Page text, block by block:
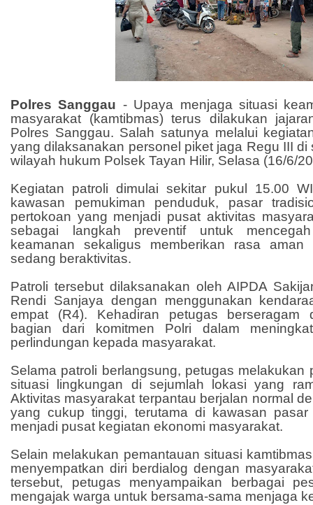
Polres Sanggau - Upaya menjaga situasi
masyarakat (kamtibmas) terus dilakukan
Polres Sanggau. Salah satunya melalui
yang dilaksanakan personel piket jaga Regu III di
wilayah hukum Polsek Tayan Hilir, Selasa (16/6/
Kegiatan patroli dimulai sekitar pukul 15.00
kawasan pemukiman penduduk, pasar
pertokoan yang menjadi pusat aktivitas
sebagai langkah preventif untuk
keamanan sekaligus memberikan rasa
sedang beraktivitas.
Patroli tersebut dilaksanakan oleh AIPDA
Rendi Sanjaya dengan menggunakan
empat (R4). Kehadiran petugas berseragam
bagian dari komitmen Polri dalam
perlindungan kepada masyarakat.
Selama patroli berlangsung, petugas melakukan
situasi lingkungan di sejumlah lokasi yang
Aktivitas masyarakat terpantau berjalan normal
yang cukup tinggi, terutama di kawasan
menjadi pusat kegiatan ekonomi masyarakat.
Selain melakukan pemantauan situasi
menyempatkan diri berdialog dengan
tersebut, petugas menyampaikan berbagai
mengajak warga untuk bersama-sama menjaga